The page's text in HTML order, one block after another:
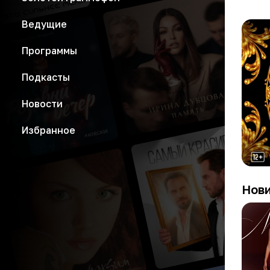
Ведущие
Программы
Подкасты
Новости
Избранное